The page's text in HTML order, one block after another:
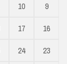
9
10
16
17
23
24